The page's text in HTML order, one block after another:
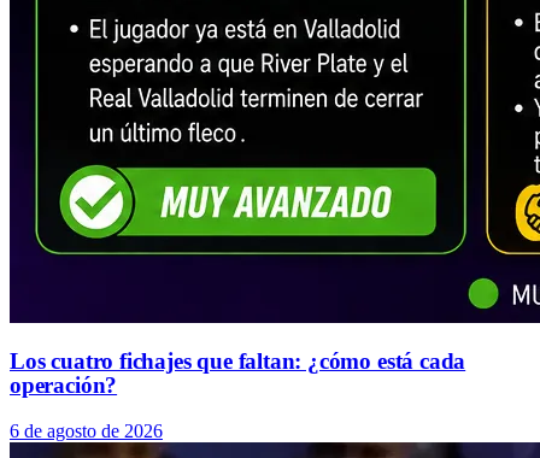
Los cuatro fichajes que faltan: ¿cómo está cada
operación?
6 de agosto de 2026